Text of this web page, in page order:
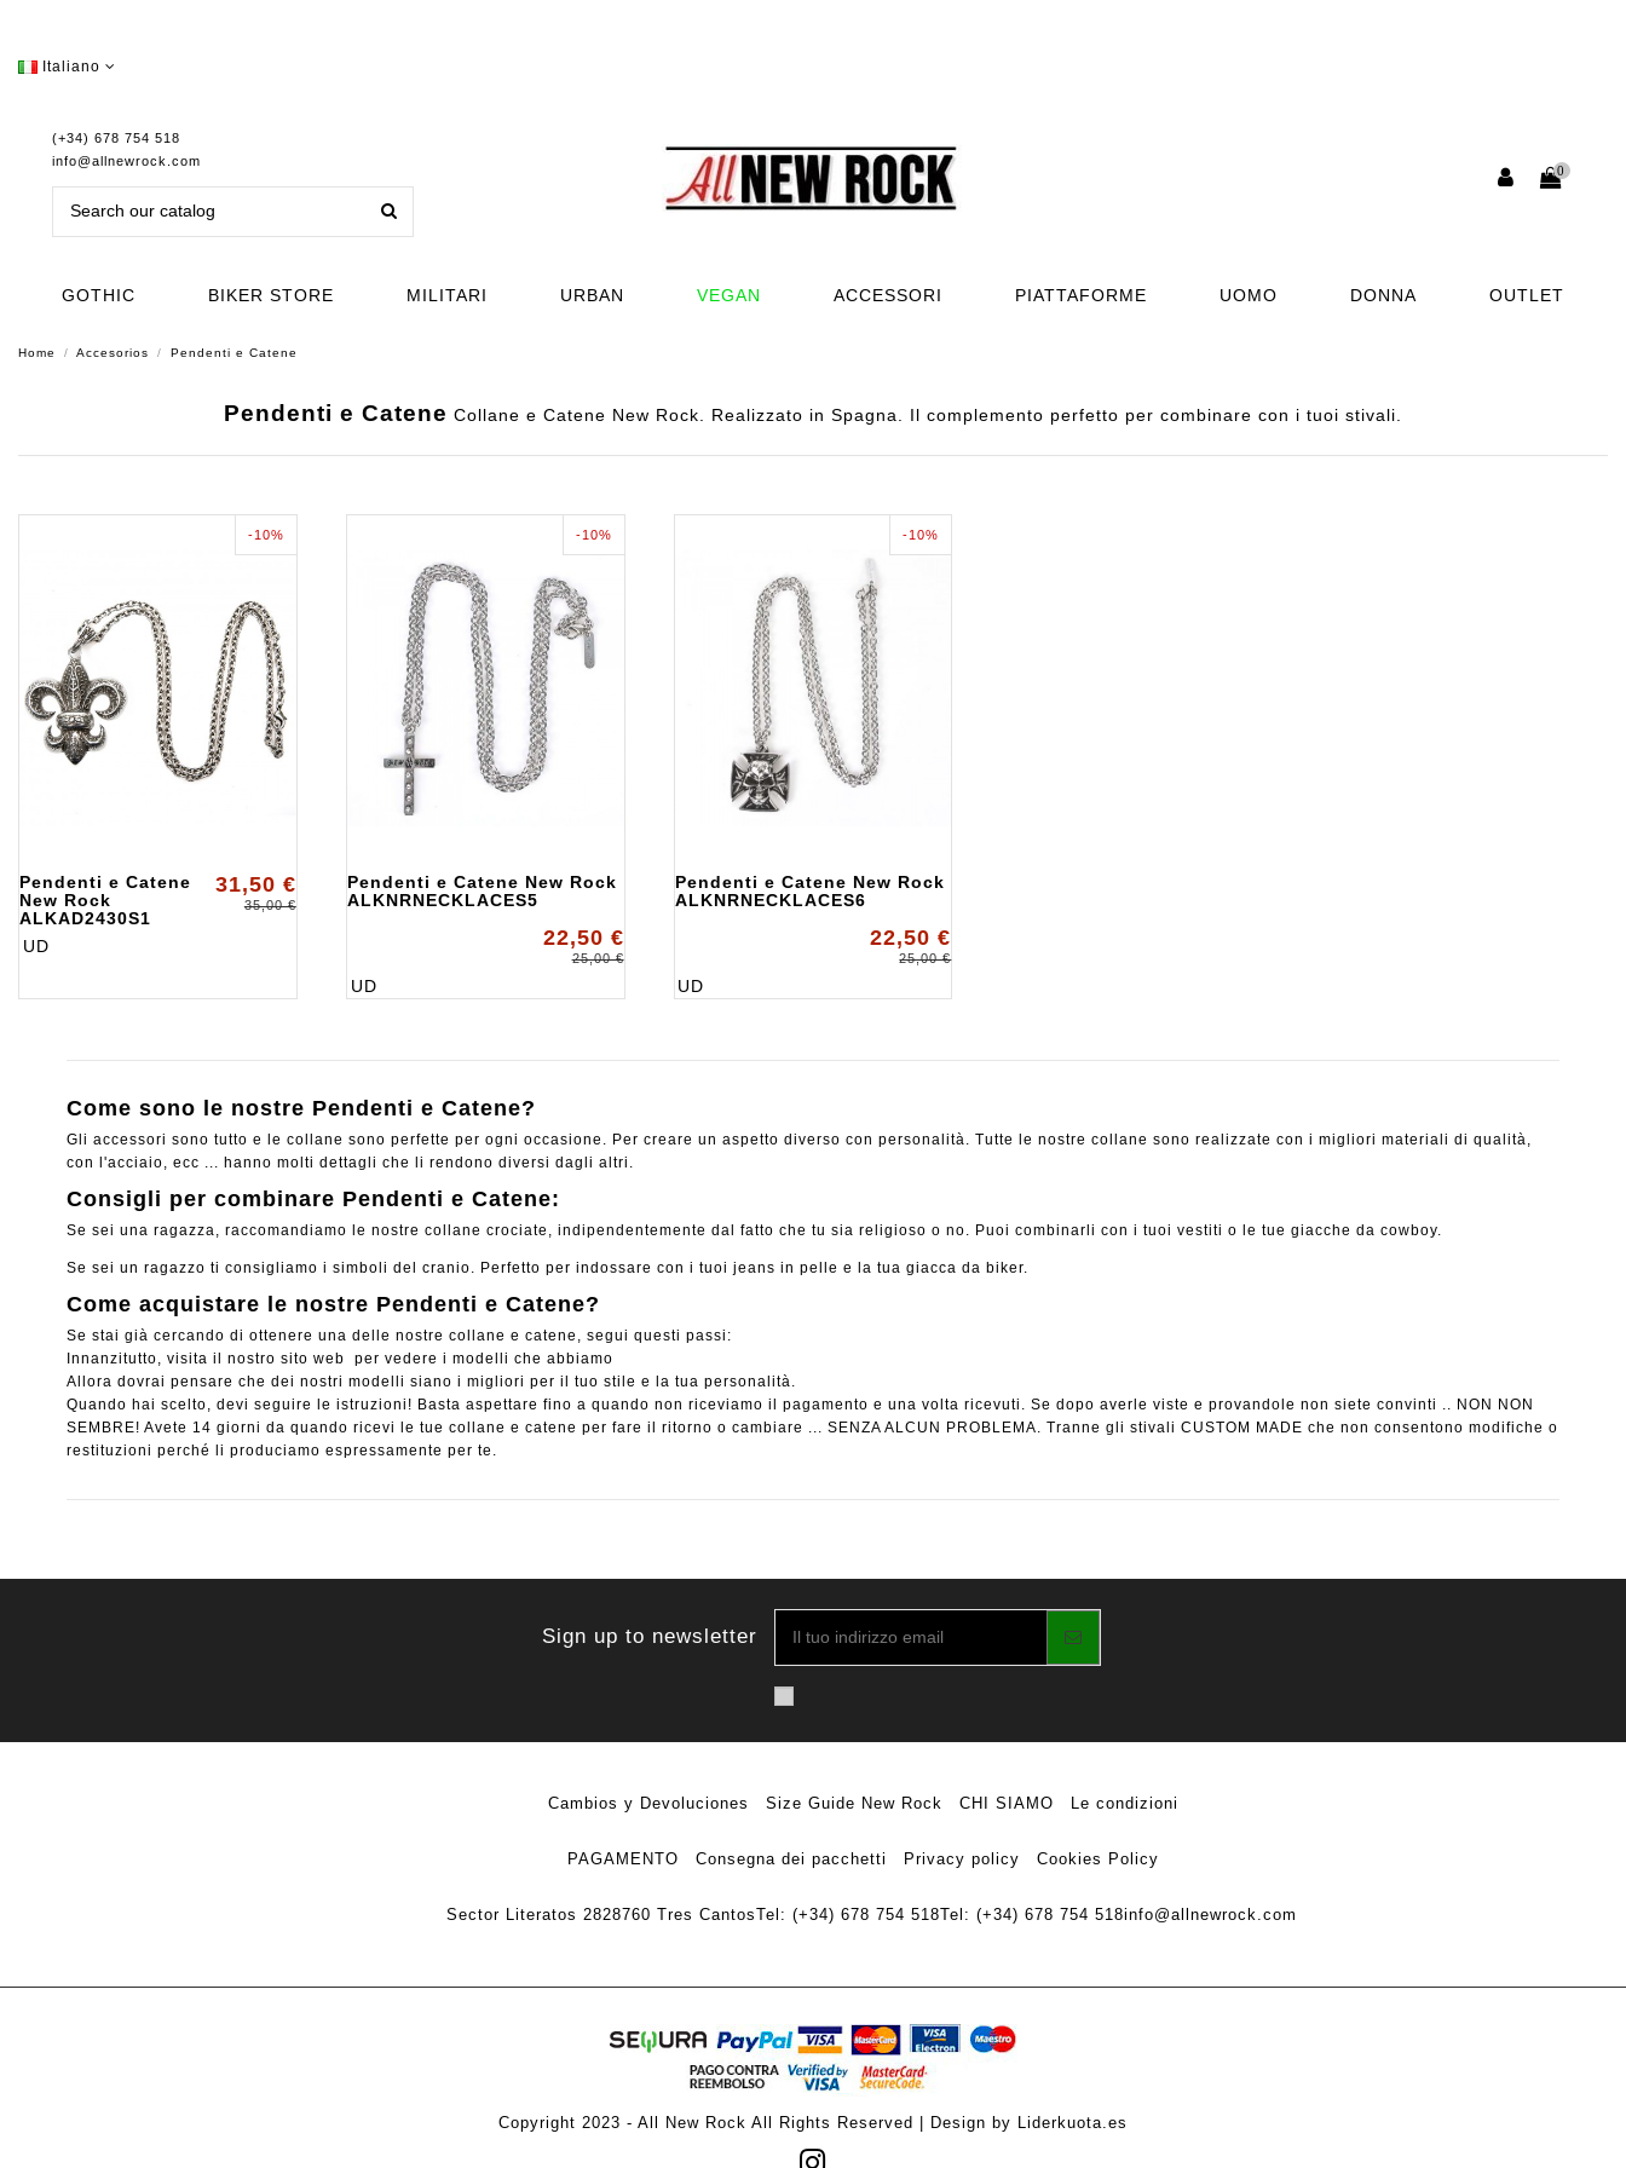
Italiano
(+34) 678 754 518
info@allnewrock.com
0
GOTHIC BIKER STORE MILITARI URBAN VEGAN ACCESSORI PIATTAFORME UOMO DONNA OUTLET
Home Accesorios Pendenti e Catene
Pendenti e Catene Collane e Catene New Rock. Realizzato in Spagna. Il complemento perfetto per combinare con i tuoi stivali.
-10%
Pendenti e Catene
New Rock
ALKAD2430S1
31,50 €
35,00 €
UD
-10%
Pendenti e Catene New Rock
ALKNRNECKLACES5
22,50 €
25,00 €
UD
-10%
Pendenti e Catene New Rock
ALKNRNECKLACES6
22,50 €
25,00 €
UD
Come sono le nostre Pendenti e Catene?
Gli accessori sono tutto e le collane sono perfette per ogni occasione. Per creare un aspetto diverso con personalità. Tutte le nostre collane sono realizzate con i migliori materiali di qualità,
con l'acciaio, ecc ... hanno molti dettagli che li rendono diversi dagli altri.
Consigli per combinare Pendenti e Catene:
Se sei una ragazza, raccomandiamo le nostre collane crociate, indipendentemente dal fatto che tu sia religioso o no. Puoi combinarli con i tuoi vestiti o le tue giacche da cowboy.
Se sei un ragazzo ti consigliamo i simboli del cranio. Perfetto per indossare con i tuoi jeans in pelle e la tua giacca da biker.
Come acquistare le nostre Pendenti e Catene?
Se stai già cercando di ottenere una delle nostre collane e catene, segui questi passi:
Innanzitutto, visita il nostro sito web per vedere i modelli che abbiamo
Allora dovrai pensare che dei nostri modelli siano i migliori per il tuo stile e la tua personalità.
Quando hai scelto, devi seguire le istruzioni! Basta aspettare fino a quando non riceviamo il pagamento e una volta ricevuti. Se dopo averle viste e provandole non siete convinti .. NON NON
SEMBRE! Avete 14 giorni da quando ricevi le tue collane e catene per fare il ritorno o cambiare ... SENZA ALCUN PROBLEMA. Tranne gli stivali CUSTOM MADE che non consentono modifiche o
restituzioni perché li produciamo espressamente per te.
Sign up to newsletter
Cambios y Devoluciones Size Guide New Rock CHI SIAMO Le condizioni
PAGAMENTO Consegna dei pacchetti Privacy policy Cookies Policy
Sector Literatos 2828760 Tres CantosTel: (+34) 678 754 518Tel: (+34) 678 754 518info@allnewrock.com
Copyright 2023 - All New Rock All Rights Reserved | Design by Liderkuota.es